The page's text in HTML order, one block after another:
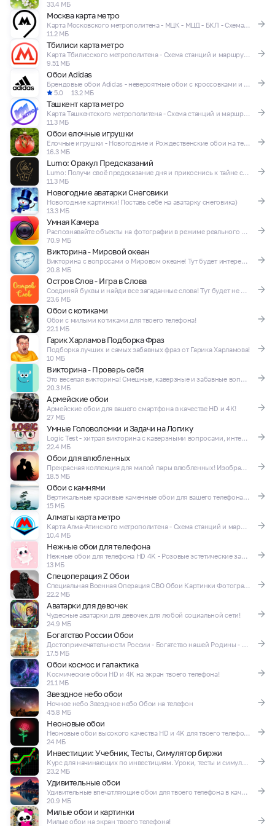
33.4 МБ
Москва карта метро
Карта Московского метрополитена - МЦК - МЦД - БКЛ - Схема станций
11.2 МБ
Тбилиси карта метро
Карта Тбилисского метрополитена - Схема станций и маршрутов
9.51 МБ
Обои Adidas
Брендовые обои Adidas - невероятные обои с кроссовками и логотипами адидас!
5.0
13.2 МБ
Ташкент карта метро
Карта Ташкентского метрополитена - Схема станций и маршрутов
11.3 МБ
Обои елочные игрушки
Елочные игрушки - Новогодние и Рождественские обои на телефон!
16.3 МБ
Lumo: Оракул Предсказаний
Lumo: Получи своё предсказание дня и прикоснись к тайне судьбы!
11.3 МБ
Новогодние аватарки Снеговики
Новогодние картинки! Поставь себе на аватарку снеговика)
13.3 МБ
Умная Камера
Распознавайте объекты на фотографии в режиме реального времени!
70.9 МБ
Викторина - Мировой океан
Викторина с вопросами о Мировом океане! Тут будет интересно!
20.8 МБ
Остров Слов - Игра в Слова
Соединяй буквы и найди все загаданные слова! Тут будет не просто)
23.6 МБ
Обои с котиками
Обои с милыми котиками для твоего телефона!
22.1 МБ
Гарик Харламов Подборка Фраз
Подборка лучших и самых забавных фраз от Гарика Харламова!
10 МБ
Викторина - Проверь себя
Это веселая викторина! Смешные, каверзные и забавные вопросы на разную тематику!
20.3 МБ
Армейские обои
Армейские обои для вашего смартфона в качестве HD и 4K!
27 МБ
Умные Головоломки и Задачи на Логику
Logic Test - хитрая викторина с каверзными вопросами, интеллектуальный iq тест
22.4 МБ
Обои для влюбленных
Прекрасная коллекция для милой пары влюбленных! Изображения HD и 4K
18.5 МБ
Обои с камнями
Вертикальные красивые каменные обои для вашего телефона 4K и HD
15 МБ
Алматы карта метро
Карта Алма-Атинского метрополитена - Схема станций и маршрутов
10.4 МБ
Нежные обои для телефона
Нежные обои для телефона HD 4K - Розовые эстетические заставки!
13 МБ
Спецоперация Z Обои
Специальная Военная Операция СВО Обои Картинки Фотографии Арт
22.2 МБ
Аватарки для девочек
Чудесные аватарки для девочек для любой социальной сети!
24.9 МБ
Богатство России Обои
Достопримечательности России - Богатство нашей Родины - Обои и Темы на телефон
17.5 МБ
Обои космос и галактика
Космические обои HD и 4K на экран твоего телефона!
21.1 МБ
Звездное небо обои
Ночное небо Звездное небо Обои на телефон
45.8 МБ
Неоновые обои
Неоновые обои высокого качества HD и 4K для твоего телефона!
24 МБ
Инвестиции: Учебник, Тесты, Симулятор биржи
Курс для начинающих по инвестициям. Уроки, тесты и симулятор торговли акциями.
23.2 МБ
Удивительные обои
Удивительные впечатляющие обои для твоего телефона в качестве HD и 4K!
20.9 МБ
Милые обои и картинки
Милые обои на экран твоего телефона!